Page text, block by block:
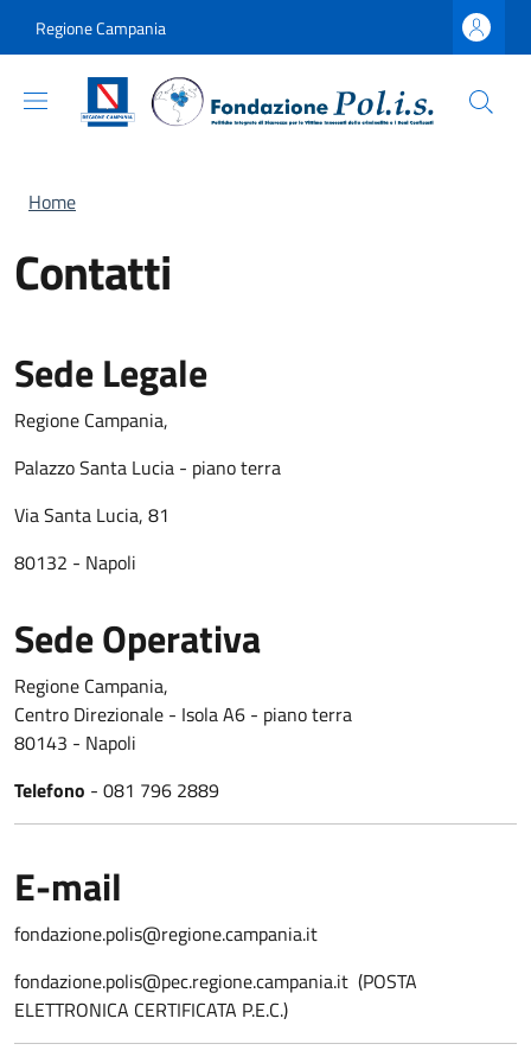
Regione Campania
Briciole di pane
Home
Contatti
Sede Legale
Regione Campania,
Palazzo Santa Lucia - piano terra
Via Santa Lucia, 81
80132 - Napoli
Sede Operativa
Regione Campania,
Centro Direzionale - Isola A6 - piano terra
80143 - Napoli
Telefono - 081 796 2889
E-mail
fondazione.polis@regione.campania.it
fondazione.polis@pec.regione.campania.it (POSTA
ELETTRONICA CERTIFICATA P.E.C.)